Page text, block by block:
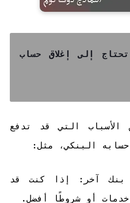
إلى إغلاق حساب
الأسباب التي قد تدفع
حسابه البنكي، مثل:
بنك آخر: إذا كنت قد
أو شروطًا أفضل.